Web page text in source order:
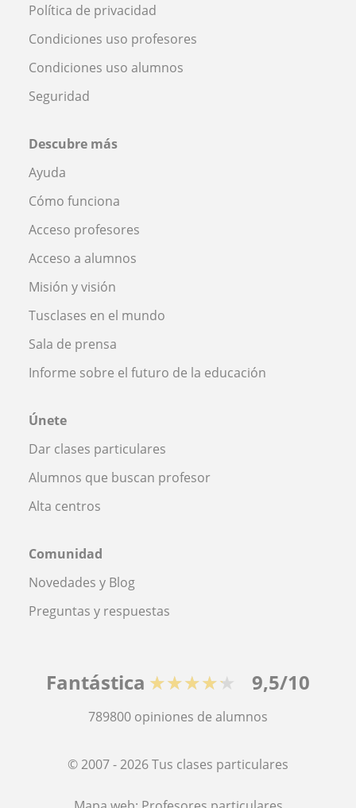
Política de privacidad
Condiciones uso profesores
Condiciones uso alumnos
Seguridad
Descubre más
Ayuda
Cómo funciona
Acceso profesores
Acceso a alumnos
Misión y visión
Tusclases en el mundo
Sala de prensa
Informe sobre el futuro de la educación
Únete
Dar clases particulares
Alumnos que buscan profesor
Alta centros
Comunidad
Novedades y Blog
Preguntas y respuestas
Fantástica ★★★★★ 9,5/10
789800 opiniones de alumnos
© 2007 - 2026 Tus clases particulares